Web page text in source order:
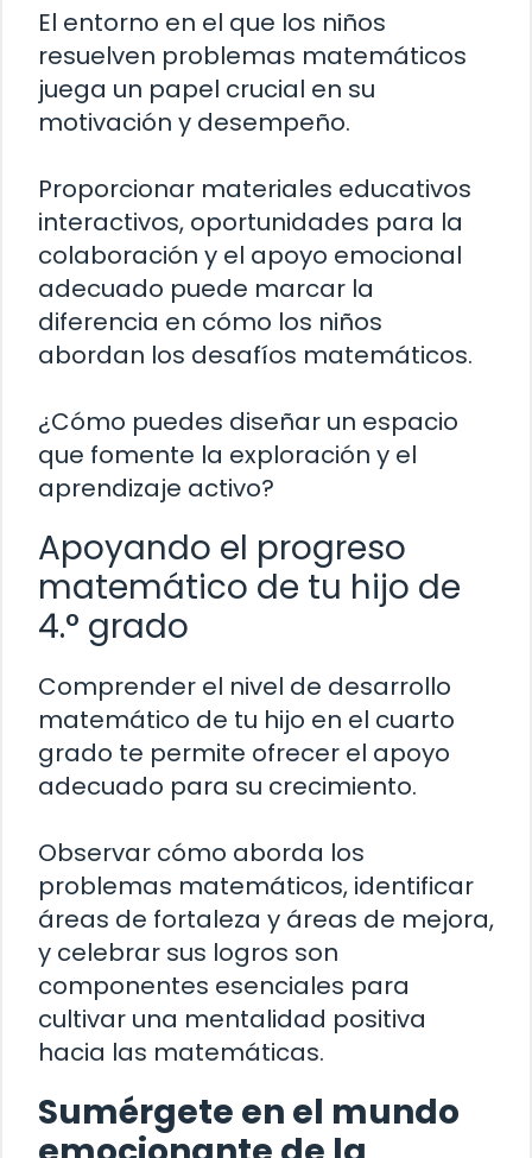
El entorno en el que los niños
resuelven problemas matemáticos
juega un papel crucial en su
motivación y desempeño.
Proporcionar materiales educativos
interactivos, oportunidades para la
colaboración y el apoyo emocional
adecuado puede marcar la
diferencia en cómo los niños
abordan los desafíos matemáticos.
¿Cómo puedes diseñar un espacio
que fomente la exploración y el
aprendizaje activo?
Apoyando el progreso
matemático de tu hijo de
4.° grado
Comprender el nivel de desarrollo
matemático de tu hijo en el cuarto
grado te permite ofrecer el apoyo
adecuado para su crecimiento.
Observar cómo aborda los
problemas matemáticos, identificar
áreas de fortaleza y áreas de mejora,
y celebrar sus logros son
componentes esenciales para
cultivar una mentalidad positiva
hacia las matemáticas.
Sumérgete en el mundo